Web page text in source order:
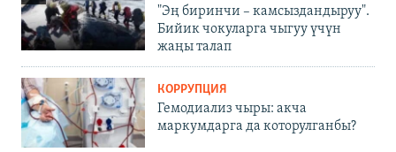
"Эң биринчи – камсыздандыруу".
Бийик чокуларга чыгуу үчүн
жаңы талап
КОРРУПЦИЯ
Гемодиализ чыры: акча
маркумдарга да которулганбы?